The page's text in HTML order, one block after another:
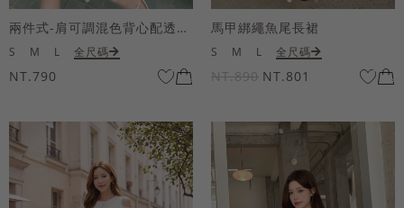
兩件式-肩可調混色背心配透膚短袖上衣
S M L 全尺碼
NT.790
馬甲綁繩魚尾長裙
S M L 全尺碼
NT.890 NT.801